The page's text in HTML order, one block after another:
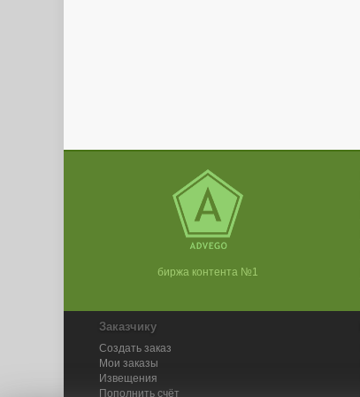
биржа контента №1
Заказчику
Создать заказ
Мои заказы
Извещения
Пополнить счёт